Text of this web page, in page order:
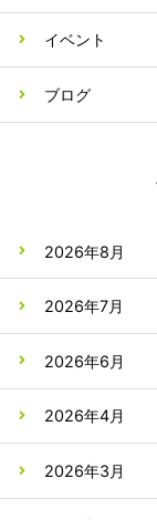
イベント
ブログ
2026年8月
2026年7月
2026年6月
2026年4月
2026年3月